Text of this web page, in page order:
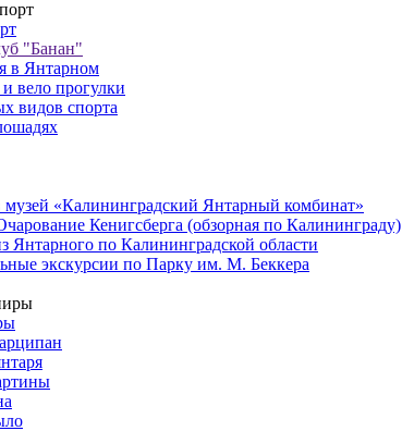
"Банан"
в Янтарном
вело прогулки
видов спорта
музей «Калининградский Янтарный комбинат»
Кенигсберга (обзорная по Калининграду)
Янтарного по Калининградской области
экскурсии по Парку им. М. Беккера